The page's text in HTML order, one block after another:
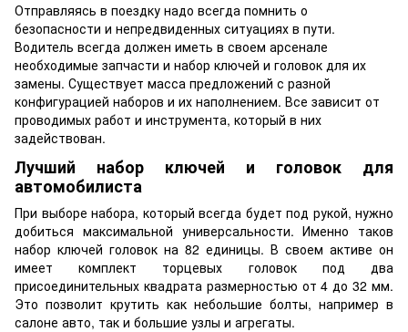
Отправляясь в поездку надо всегда помнить о
безопасности и непредвиденных ситуациях в пути.
Водитель всегда должен иметь в своем арсенале
необходимые запчасти и набор ключей и головок для их
замены. Существует масса предложений с разной
конфигурацией наборов и их наполнением. Все зависит от
проводимых работ и инструмента, который в них
задействован.
Лучший набор ключей и головок для
автомобилиста
При выборе набора, который всегда будет под рукой, нужно
добиться максимальной универсальности. Именно таков
набор ключей головок на 82 единицы. В своем активе он
имеет комплект торцевых головок под два
присоединительных квадрата размерностью от 4 до 32 мм.
Это позволит крутить как небольшие болты, например в
салоне авто, так и большие узлы и агрегаты.